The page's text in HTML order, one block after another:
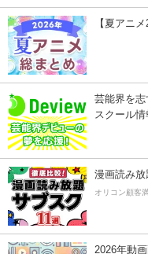
【夏アニ
芸能界を志
スクール
漫画読み放
オリコン顧客
2026年動